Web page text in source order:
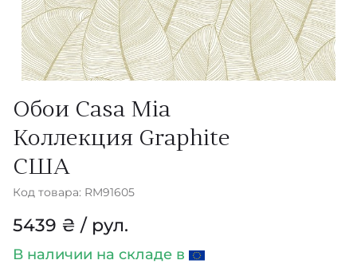
Обои Casa Mia
Коллекция Graphite
США
Код товара: RM91605
5439 ₴ / рул.
В наличии на складе в